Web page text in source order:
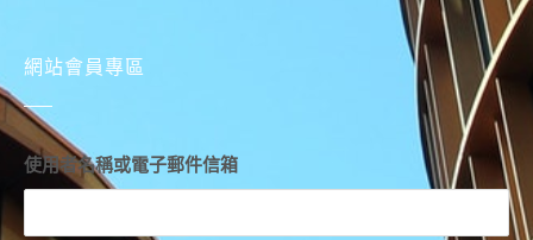
網站會員專區
使用者名稱或電子郵件信箱